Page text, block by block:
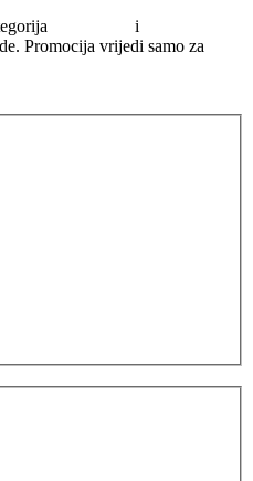
i
Promocija vrijedi samo za